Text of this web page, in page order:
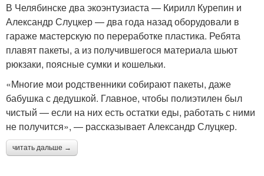
В Челябинске два экоэнтузиаста — Кирилл Курепин и
Александр Слуцкер — два года назад оборудовали в
гараже мастерскую по переработке пластика. Ребята
плавят пакеты, а из получившегося материала шьют
рюкзаки, поясные сумки и кошельки.
«Многие мои родственники собирают пакеты, даже
бабушка с дедушкой. Главное, чтобы полиэтилен был
чистый — если на них есть остатки еды, работать с ними
не получится», — рассказывает Александр Слуцкер.
читать дальше →